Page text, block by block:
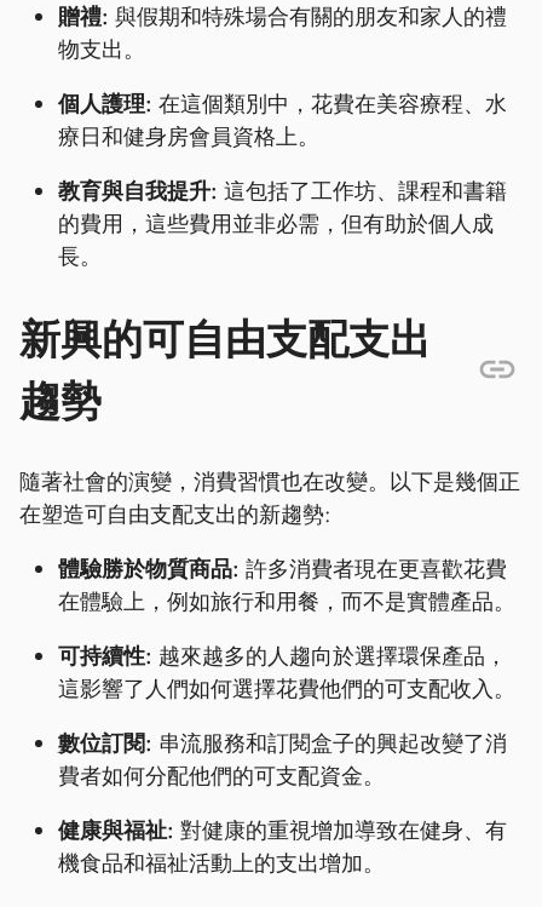
贈禮: 與假期和特殊場合有關的朋友和家人的禮
物支出。
個人護理: 在這個類別中，花費在美容療程、水
療日和健身房會員資格上。
教育與自我提升: 這包括了工作坊、課程和書籍
的費用，這些費用並非必需，但有助於個人成
長。
新興的可自由支配支出
趨勢
隨著社會的演變，消費習慣也在改變。以下是幾個正
在塑造可自由支配支出的新趨勢:
體驗勝於物質商品: 許多消費者現在更喜歡花費
在體驗上，例如旅行和用餐，而不是實體產品。
可持續性: 越來越多的人趨向於選擇環保產品，
這影響了人們如何選擇花費他們的可支配收入。
數位訂閱: 串流服務和訂閱盒子的興起改變了消
費者如何分配他們的可支配資金。
健康與福祉: 對健康的重視增加導致在健身、有
機食品和福祉活動上的支出增加。